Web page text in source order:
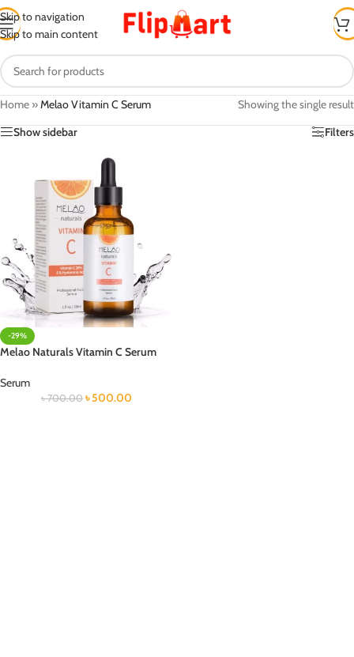
Skip to navigation
Skip to main content
Home »Melao Vitamin C Serum
Showing the single result
Show sidebar
Filters
-29%
Melao Naturals Vitamin C Serum
Serum
৳700.00 ৳500.00